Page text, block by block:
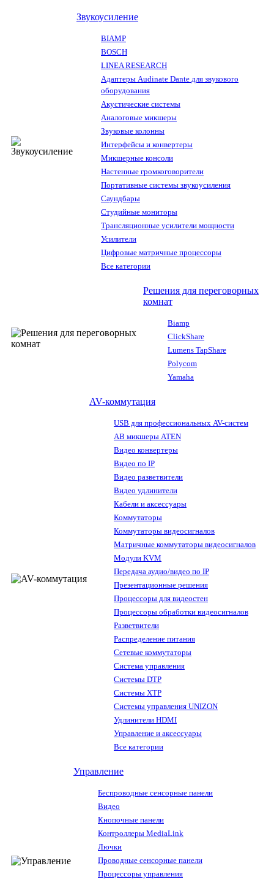
Звукоусиление
BIAMP
BOSCH
LINEA RESEARCH
Адаптеры Audinate Dante для звукового
оборудования
Акустические системы
Аналоговые микшеры
Звуковые колонны
Интерфейсы и конвертеры
Микшерные консоли
Настенные громкоговорители
Портативные системы звукоусиления
Саундбары
Студийные мониторы
Трансляционные усилители мощности
Усилители
Цифровые матричные процессоры
Все категории
Решения для переговорных
комнат
Biamp
ClickShare
Lumens TapShare
Polycom
Yamaha
AV-коммутация
USB для профессиональных AV-систем
АВ микшеры ATEN
Видео конвертеры
Видео по IP
Видео разветвители
Видео удлинители
Кабели и аксессуары
Коммутаторы
Коммутаторы видеосигналов
Матричные коммутаторы видеосигналов
Модули KVM
Передача аудио/видео по IP
Презентационные решения
Процессоры для видеостен
Процессоры обработки видеосигналов
Разветвители
Распределение питания
Сетевые коммутаторы
Система управления
Системы DTP
Системы XTP
Системы управления UNIZON
Удлинители HDMI
Управление и аксессуары
Все категории
Управление
Беспроводные сенсорные панели
Видео
Кнопочные панели
Контроллеры MediaLink
Лючки
Проводные сенсорные панели
Процессоры управления